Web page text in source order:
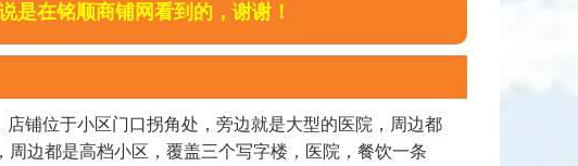
是在铭顺商铺网看到的，谢谢！
铺位于小区门口拐角处，旁边就是大型的医院，周边都
边都是高档小区，覆盖三个写字楼，医院，餐饮一条